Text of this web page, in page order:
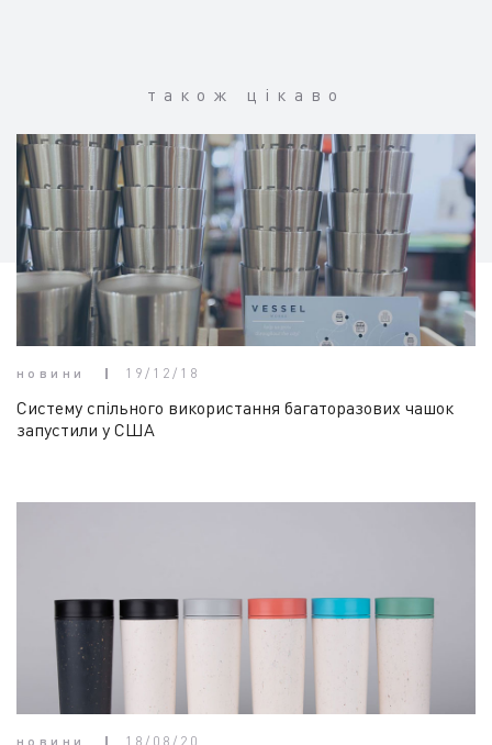
також цікаво
новини 19/12/18
Систему спільного використання багаторазових чашок
запустили у США
новини 18/08/20